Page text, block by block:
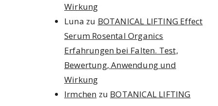
Wirkung
Luna zu BOTANICAL LIFTING Effect
Serum Rosental Organics
Erfahrungen bei Falten. Test,
Bewertung, Anwendung und
Wirkung
Irmchen zu BOTANICAL LIFTING